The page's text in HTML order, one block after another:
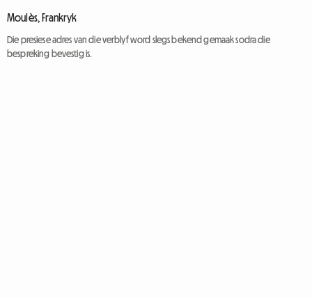
Moulès, Frankryk
Die presiese adres van die verblyf word slegs bekend gemaak sodra die
bespreking bevestig is.